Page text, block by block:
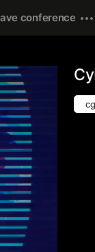
conference